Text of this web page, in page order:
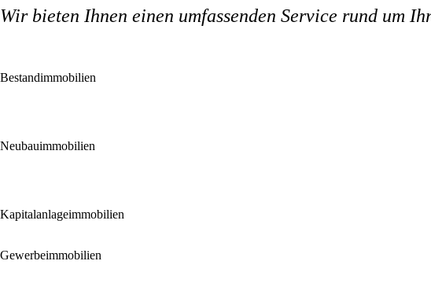
Wir bieten Ihnen einen umfassenden Service rund um
Bestandimmobilien
Neubauimmobilien
Kapitalanlageimmobilien
Gewerbeimmobilien